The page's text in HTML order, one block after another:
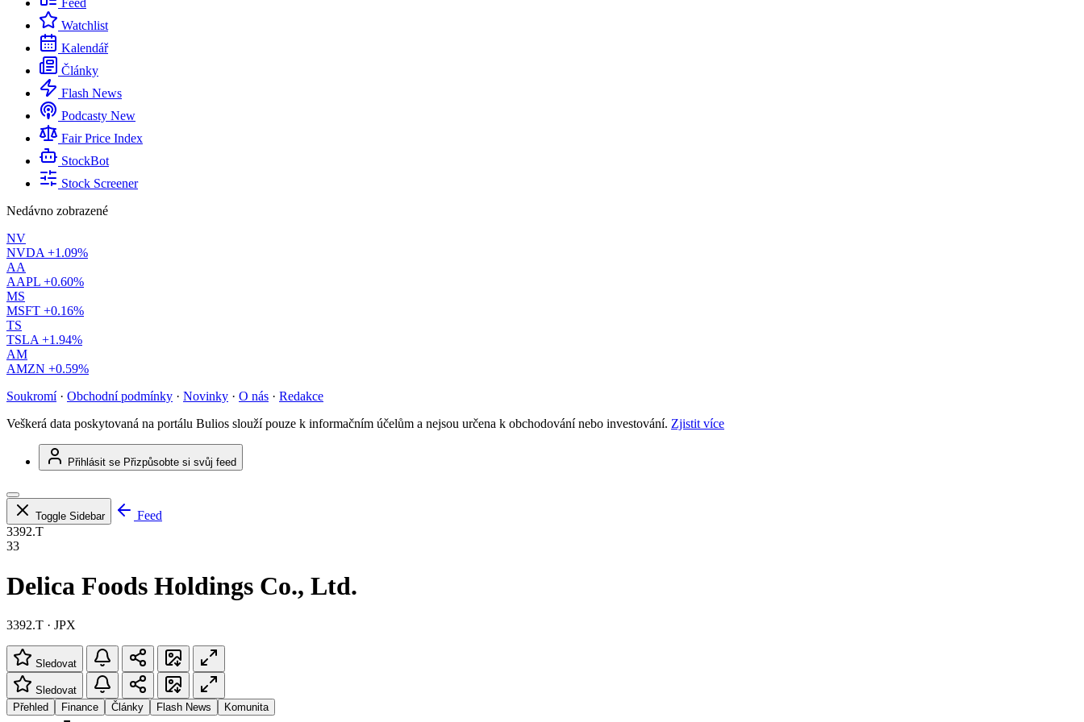
Feed
Watchlist
Kalendář
Články
Flash News
Podcasty New
Fair Price Index
StockBot
Stock Screener
Nedávno zobrazené
NV
NVDA +1.09%
AA
AAPL +0.60%
MS
MSFT +0.16%
TS
TSLA +1.94%
AM
AMZN +0.59%
Soukromí · Obchodní podmínky · Novinky · O nás · Redakce
Veškerá data poskytovaná na portálu Bulios slouží pouze k informačním účelům a nejsou určena k obchodování nebo investování. Zjistit více
Přihlásit se Přizpůsobte si svůj feed
Toggle Sidebar
Feed
3392.T
33
Delica Foods Holdings Co., Ltd.
3392.T · JPX
Sledovat
Sledovat
Přehled
Finance Články Flash News Komunita